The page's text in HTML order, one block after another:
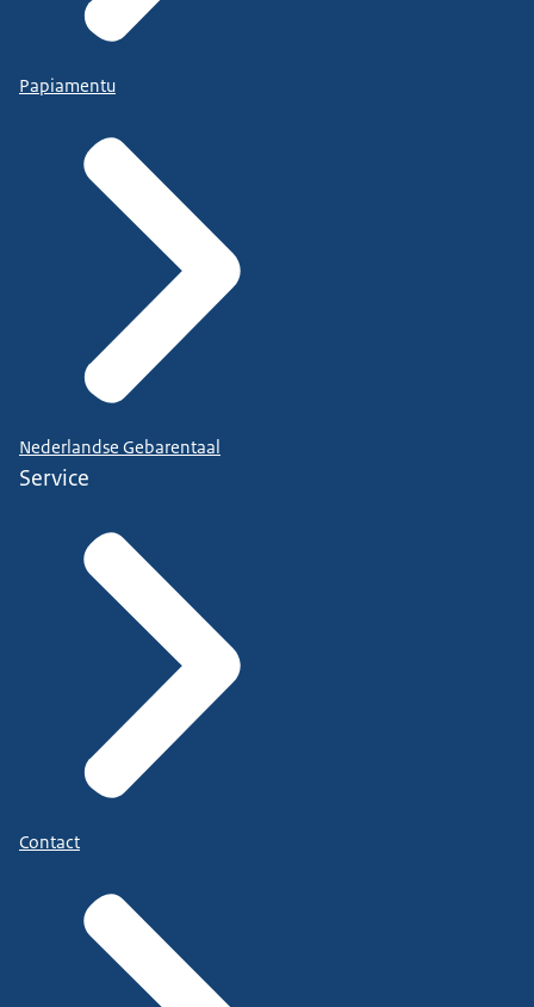
Papiamentu
Nederlandse Gebarentaal
Service
Contact